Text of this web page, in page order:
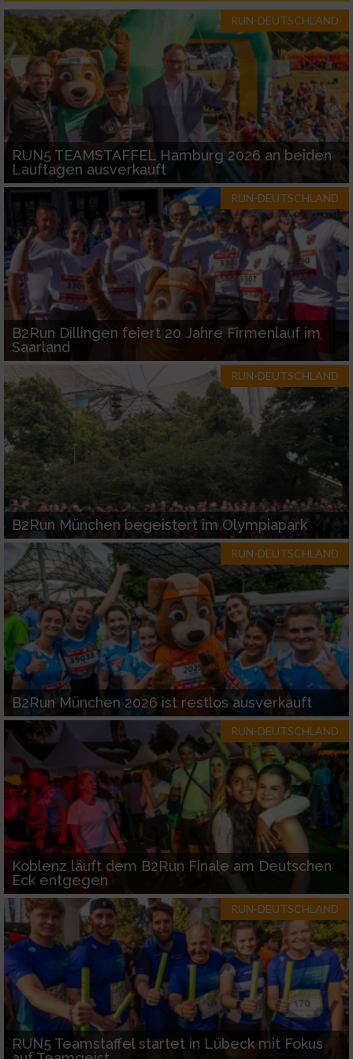
RUN-DEUTSCHLAND
RUN5 TEAMSTAFFEL Hamburg 2026 an beiden
Lauftagen ausverkauft
RUN-DEUTSCHLAND
B2Run Dillingen feiert 20 Jahre Firmenlauf im
Saarland
RUN-DEUTSCHLAND
B2Run München begeistert im Olympiapark
RUN-DEUTSCHLAND
B2Run München 2026 ist restlos ausverkauft
RUN-DEUTSCHLAND
Koblenz läuft dem B2Run Finale am Deutschen
Eck entgegen
RUN-DEUTSCHLAND
RUN5 Teamstaffel startet in Lübeck mit Fokus
Performance
Funktional
Werbung